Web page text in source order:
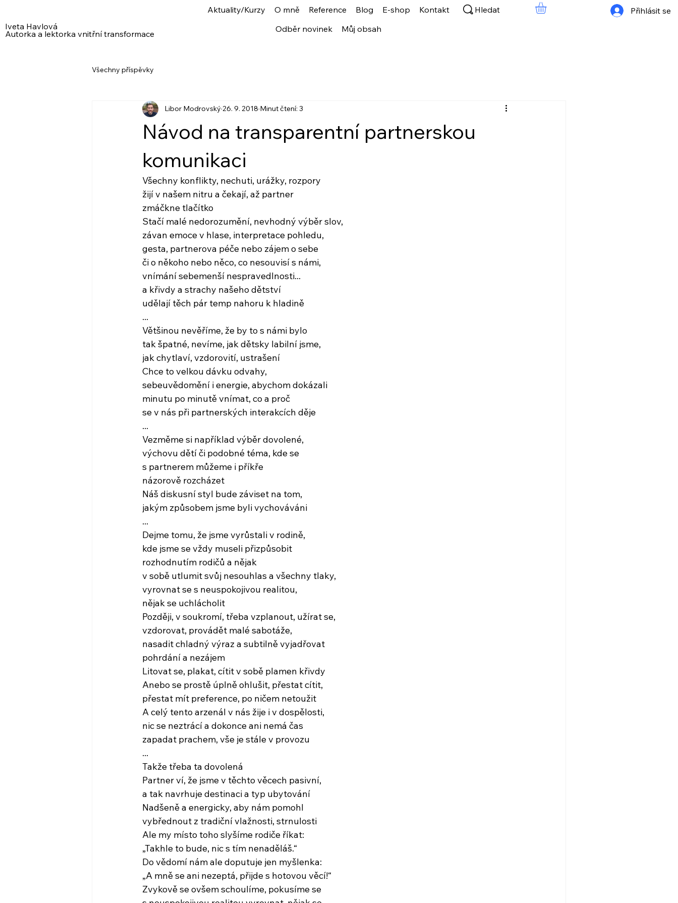
Iveta Havlová
Autorka a lektorka vnitřní transformace
Aktuality/Kurzy O mně Reference Blog E-shop
Kontakt
Odběr novinek
Můj obsah
Přihlásit se
Hledat
Všechny příspěvky
Návod na transparentní partnerskou
komunikaci
Libor Modrovský 26. 9. 2018 Minut čtení: 3
Všechny konflikty, nechuti, urážky, rozpory
žijí v našem nitru a čekají, až partner
zmáčkne tlačítko
Stačí malé nedorozumění, nevhodný výběr slov,
závan emoce v hlase, interpretace pohledu,
gesta, partnerova péče nebo zájem o sebe
či o někoho nebo něco, co nesouvisí s námi,
vnímání sebemenší nespravedlnosti...
a křivdy a strachy našeho dětství
udělají těch pár temp nahoru k hladině
...
Většinou nevěříme, že by to s námi bylo
tak špatné, nevíme, jak dětsky labilní jsme,
jak chytlaví, vzdorovití, ustrašení
Chce to velkou dávku odvahy,
sebeuvědomění i energie, abychom dokázali
minutu po minutě vnímat, co a proč
se v nás při partnerských interakcích děje
...
Vezměme si například výběr dovolené,
výchovu dětí či podobné téma, kde se
s partnerem můžeme i příkře
názorově rozcházet
Náš diskusní styl bude záviset na tom,
jakým způsobem jsme byli vychováváni
...
Dejme tomu, že jsme vyrůstali v rodině,
kde jsme se vždy museli přizpůsobit
rozhodnutím rodičů a nějak
v sobě utlumit svůj nesouhlas a všechny tlaky,
vyrovnat se s neuspokojivou realitou,
nějak se uchlácholit
Později, v soukromí, třeba vzplanout, užírat se,
vzdorovat, provádět malé sabotáže,
nasadit chladný výraz a subtilně vyjadřovat
pohrdání a nezájem
Litovat se, plakat, cítit v sobě plamen křivdy
Anebo se prostě úplně ohlušit, přestat cítit,
přestat mít preference, po ničem netoužit
A celý tento arzenál v nás žije i v dospělosti,
nic se neztrácí a dokonce ani nemá čas
zapadat prachem, vše je stále v provozu
...
Takže třeba ta dovolená
Partner ví, že jsme v těchto věcech pasivní,
a tak navrhuje destinaci a typ ubytování
Nadšeně a energicky, aby nám pomohl
vybřednout z tradiční vlažnosti, strnulosti
Ale my místo toho slyšíme rodiče říkat:
„Takhle to bude, nic s tím nenaděláš.“
Do vědomí nám ale doputuje jen myšlenka:
„A mně se ani nezeptá, přijde s hotovou věcí!“
Zvykově se ovšem schoulíme, pokusíme se